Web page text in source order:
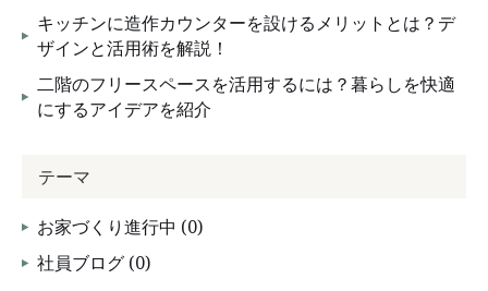
キッチンに造作カウンターを設けるメリットとは？デ
ザインと活用術を解説！
二階のフリースペースを活用するには？暮らしを快適
にするアイデアを紹介
テーマ
お家づくり進行中 (0)
社員ブログ (0)